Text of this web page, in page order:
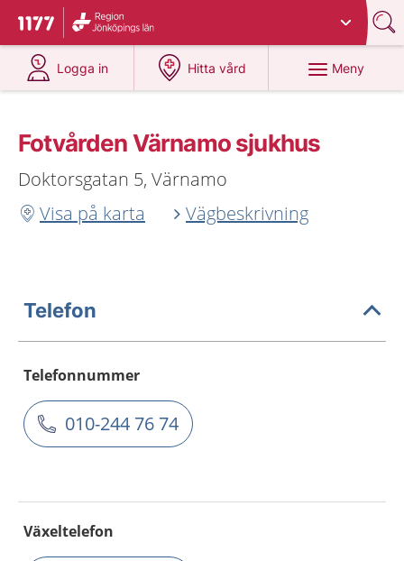
Till startsidan för 1177
Du har valt region
Logga in
på 1177.se
Hitta vård
på 1177.se
Meny
Fotvården Värnamo sjukhus
Doktorsgatan 5, Värnamo
Visa på karta
Vägbeskrivning
Telefon
Telefonnummer
010-244 76 74
Växeltelefon